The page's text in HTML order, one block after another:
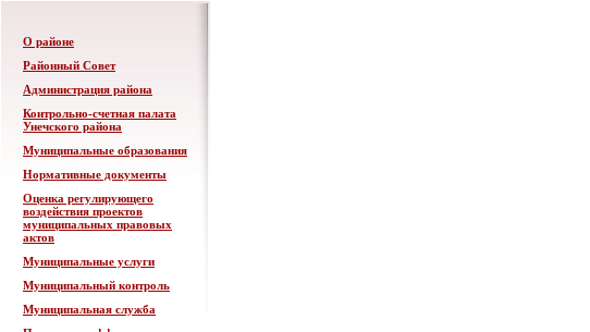
О районе
Районный Совет
Администрация района
Контрольно-счетная палата
Унечского района
Муниципальные образования
Нормативные документы
Оценка регулирующего
воздействия проектов
муниципальных правовых
актов
Муниципальные услуги
Муниципальный контроль
Муниципальная служба